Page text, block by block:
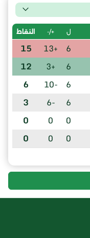
ل +/- النقاط
6
+13
15
6
+3
12
6
-10
6
6
-6
3
0
0
0
0
0
0